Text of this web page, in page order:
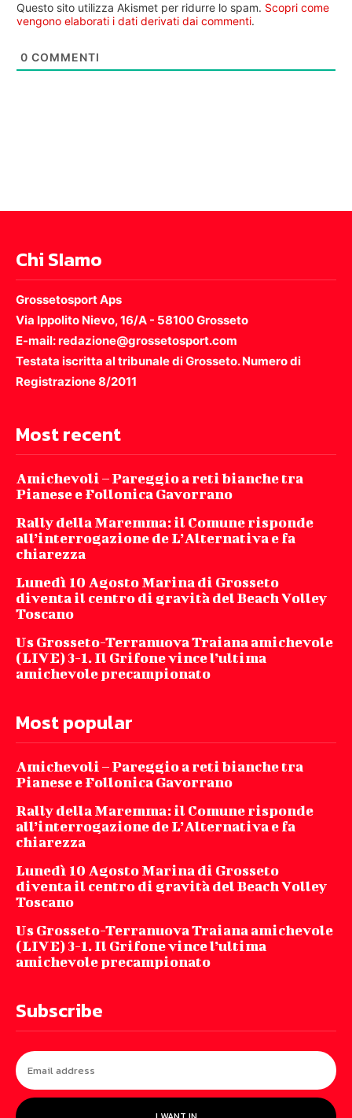
Questo sito utilizza Akismet per ridurre lo spam. Scopri come
vengono elaborati i dati derivati dai commenti.
0 COMMENTI
Chi SIamo
Grossetosport Aps
Via Ippolito Nievo, 16/A - 58100 Grosseto
E-mail: redazione@grossetosport.com
Testata iscritta al tribunale di Grosseto. Numero di
Registrazione 8/2011
Most recent
Amichevoli – Pareggio a reti bianche tra
Pianese e Follonica Gavorrano
Rally della Maremma: il Comune risponde
all’interrogazione de L’Alternativa e fa
chiarezza
Lunedì 10 Agosto Marina di Grosseto
diventa il centro di gravità del Beach Volley
Toscano
Us Grosseto-Terranuova Traiana amichevole
(LIVE) 3-1. Il Grifone vince l’ultima
amichevole precampionato
Most popular
Amichevoli – Pareggio a reti bianche tra
Pianese e Follonica Gavorrano
Rally della Maremma: il Comune risponde
all’interrogazione de L’Alternativa e fa
chiarezza
Lunedì 10 Agosto Marina di Grosseto
diventa il centro di gravità del Beach Volley
Toscano
Us Grosseto-Terranuova Traiana amichevole
(LIVE) 3-1. Il Grifone vince l’ultima
amichevole precampionato
Subscribe